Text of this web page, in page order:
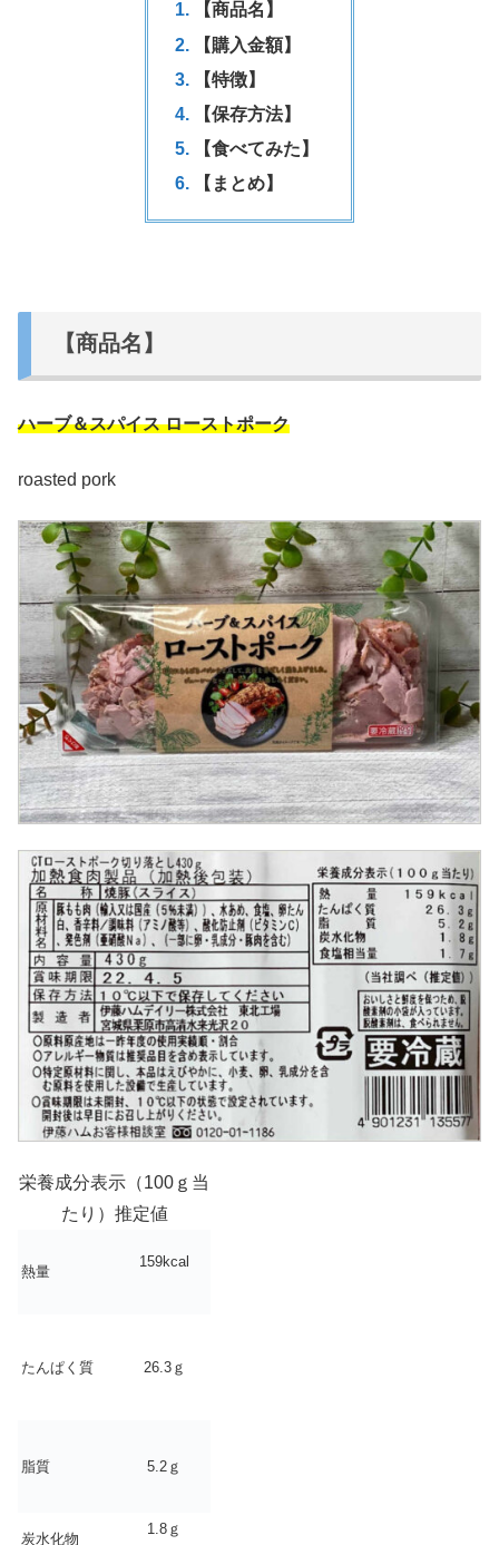
【商品名】
【購入金額】
【特徴】
【保存方法】
【食べてみた】
【まとめ】
【商品名】
ハーブ＆スパイス ローストポーク
roasted pork
栄養成分表示（100ｇ当
たり）推定値
熱量
159kcal
たんぱく質 26.3ｇ
脂質 5.2ｇ
炭水化物
1.8ｇ